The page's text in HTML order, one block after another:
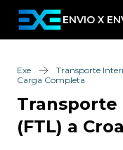
ENVIO X
Exe Transporte
Carga Completa
Transporte
(FTL) a